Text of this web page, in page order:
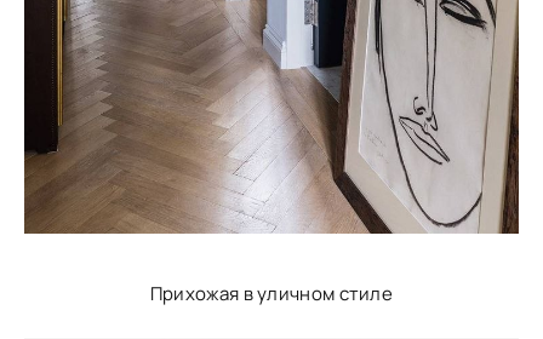
Прихожая в уличном стиле